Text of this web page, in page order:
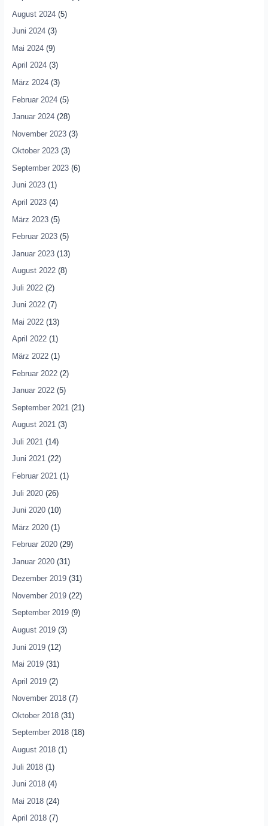
August 2024(5)
Juni 2024(3)
Mai 2024(9)
April 2024(3)
März 2024(3)
Februar 2024(5)
Januar 2024(28)
November 2023(3)
Oktober 2023(3)
September 2023(6)
Juni 2023(1)
April 2023(4)
März 2023(5)
Februar 2023(5)
Januar 2023(13)
August 2022(8)
Juli 2022(2)
Juni 2022(7)
Mai 2022(13)
April 2022(1)
März 2022(1)
Februar 2022(2)
Januar 2022(5)
September 2021 (21)
August 2021(3)
Juli 2021 (14)
Juni 2021(22)
Februar 2021 (1)
Juli 2020(26)
Juni 2020(10)
März 2020(1)
Februar 2020(29)
Januar 2020(31)
Dezember 2019(31)
November 2019(22)
September 2019(9)
August 2019(3)
Juni 2019(12)
Mai 2019(31)
April 2019(2)
November 2018(7)
Oktober 2018(31)
September 2018(18)
August 2018(1)
Juli 2018(1)
Juni 2018(4)
Mai 2018(24)
April 2018(7)